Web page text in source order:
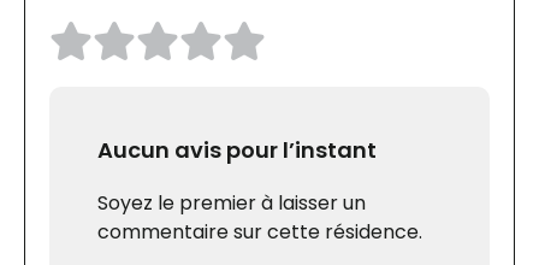
Aucun avis pour l’instant
Soyez le premier à laisser un
commentaire sur cette résidence.